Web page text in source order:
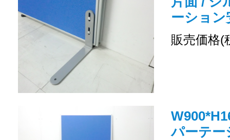
ーション
販売価格(
パーテー